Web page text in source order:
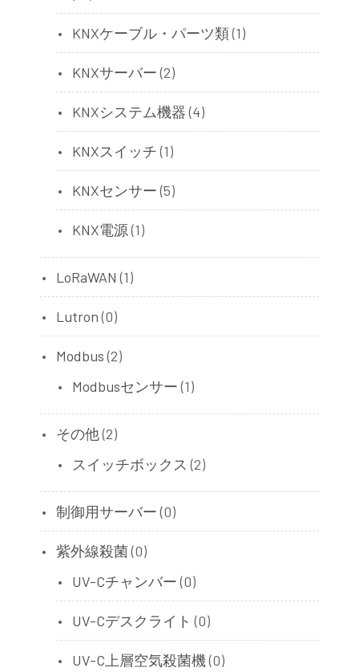
KNXケーブル・パーツ類(1)
KNXサーバー (2)
KNXシステム機器 (4)
KNXスイッチ (1)
KNXセンサー (5)
KNX電源(1)
LoRaWAN (1)
Lutron (0)
Modbus (2)
Modbusセンサー (1)
その他(2)
スイッチボックス (2)
制御用サーバー (0)
紫外線殺菌(0)
UV-Cチャンバー (0)
UV-Cデスクライト (0)
UV-C上層空気殺菌機 (0)